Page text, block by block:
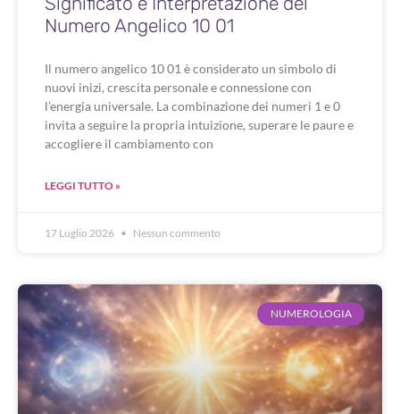
Numero Angelico 10 01
Il numero angelico 10 01 è considerato un simbolo di
nuovi inizi, crescita personale e connessione con
l’energia universale. La combinazione dei numeri 1 e 0
invita a seguire la propria intuizione, superare le paure e
accogliere il cambiamento con
LEGGI TUTTO »
17 Luglio 2026 Nessun commento
NUMEROLOGIA